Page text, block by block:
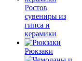
Ростов
сувениры из
гипса и
керамики
Рюкзаки